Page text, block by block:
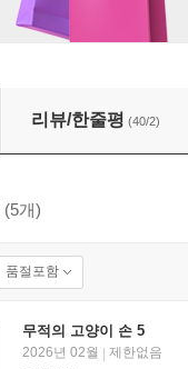
리뷰/한줄평 (40/2)
(5개)
품절포함
무적의 고양이 손 5
2026년 02월
제한없음